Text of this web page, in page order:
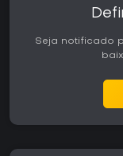
Seja notificado